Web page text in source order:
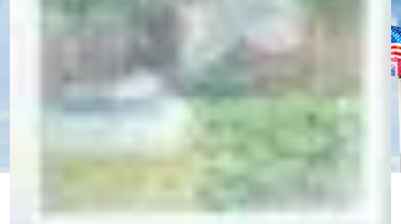
CERAN – Centres de langues et
formations immersives
Notre méthode unique, immersive et personnalisée
garantit une progression rapide et durable.
Contactez-nous par WhatsApp